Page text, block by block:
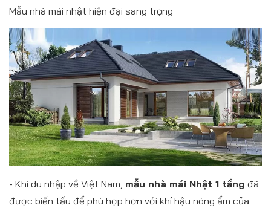
Mẫu nhà mái nhật hiện đại sang trọng
- Khi du nhập về Việt Nam, mẫu nhà mái Nhật 1 tầng đã
được biến tấu để phù hợp hơn với khí hậu nóng ẩm của